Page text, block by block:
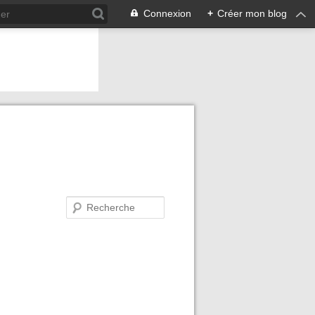
Connexion + Créer mon blog